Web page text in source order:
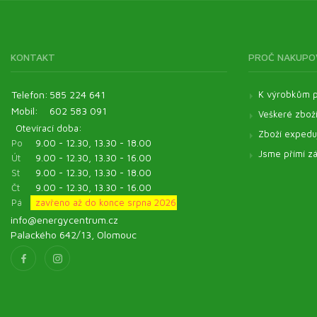
KONTAKT
Telefon: 585 224 641
Mobil:
602 583 091
Otevírací doba:
Po
9.00 - 12.30, 13.30 - 18.00
Út
9.00 - 12.30, 13.30 - 16.00
St
9.00 - 12.30, 13.30 - 18.00
Čt
9.00 - 12.30, 13.30 - 16.00
Pá
zavřeno až do konce srpna 2026
info@energycentrum.cz
Palackého 642/13, Olomouc
PROČ
K výrobkům
Veškeré
Zboží
Jsme přímí